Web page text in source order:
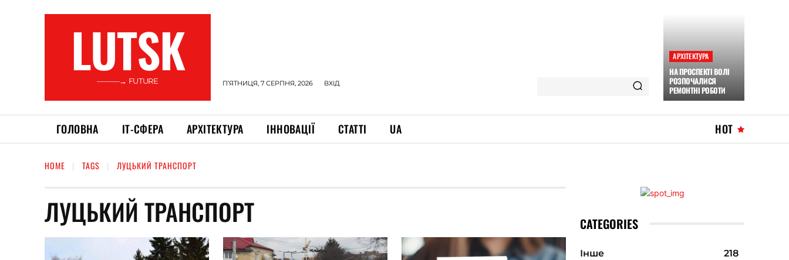
LUTSK
———→ FUTURE П’ЯТНИЦЯ, 7 СЕРПНЯ, 2026 ВХІД
АРХІТЕКТУРА
НА ПРОСПЕКТІ ВОЛІ
РОЗПОЧАЛИСЯ
РЕМОНТНІ РОБОТИ
ГОЛОВНА ІТ-СФЕРА АРХІТЕКТУРА ІННОВАЦІЇ СТАТТІ UA HOT
HOME TAGS ЛУЦЬКИЙ ТРАНСПОРТ
ЛУЦЬКИЙ ТРАНСПОРТ CATEGORIES
Інше
218